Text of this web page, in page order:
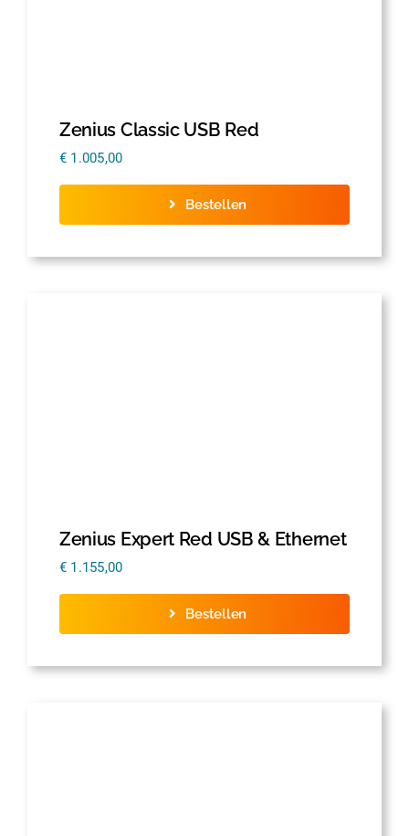
Zenius Classic USB Red
€ 1.005,00
Bestellen
Zenius Expert Red USB & Ethernet
€ 1.155,00
Bestellen